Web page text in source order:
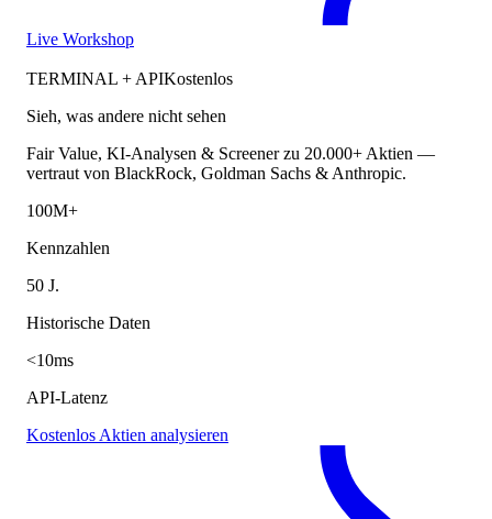
Live Workshop
TERMINAL + APIKostenlos
Sieh, was andere nicht sehen
Fair Value, KI-Analysen & Screener zu 20.000+ Aktien —
vertraut von BlackRock, Goldman Sachs & Anthropic.
100M+
Kennzahlen
50 J.
Historische Daten
<10ms
API-Latenz
Kostenlos Aktien analysieren